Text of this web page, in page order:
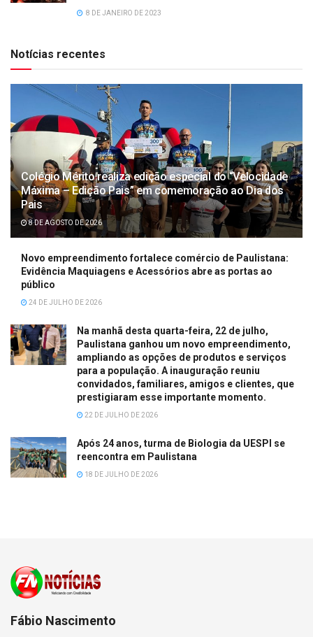
8 DE JANEIRO DE 2023
Notícias recentes
Colégio Mérito realiza edição especial do “Velocidade
Máxima – Edição Pais” em comemoração ao Dia dos
Pais
8 DE AGOSTO DE 2026
Novo empreendimento fortalece comércio de Paulistana:
Evidência Maquiagens e Acessórios abre as portas ao
público
24 DE JULHO DE 2026
Na manhã desta quarta-feira, 22 de julho,
Paulistana ganhou um novo empreendimento,
ampliando as opções de produtos e serviços
para a população. A inauguração reuniu
convidados, familiares, amigos e clientes, que
prestigiaram esse importante momento.
22 DE JULHO DE 2026
Após 24 anos, turma de Biologia da UESPI se
reencontra em Paulistana
18 DE JULHO DE 2026
Fábio Nascimento